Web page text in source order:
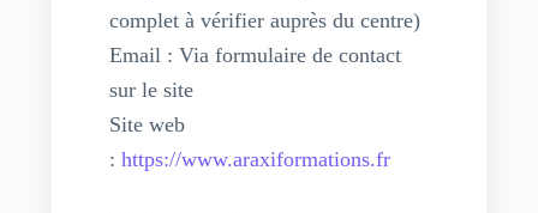
complet à vérifier auprès du centre)
Email : Via formulaire de contact
sur le site
Site web
: https://www.araxiformations.fr